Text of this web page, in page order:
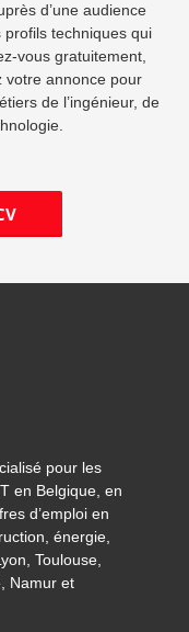
d’une audience
techniques qui
vous gratuitement,
votre annonce pour
de l’ingénieur, de
pour les
en Belgique, en
d’emploi en
énergie,
Toulouse,
Namur et